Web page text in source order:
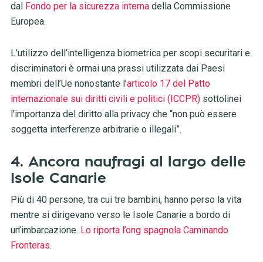
dal Fondo per la sicurezza internadella Commissione
Europea.
L’utilizzo dell’intelligenza biometrica per scopi securitari e
discriminatori è ormai una prassi utilizzata dai Paesi
membri dell’Ue nonostante l’articolo 17 del Patto
internazionale sui diritti civili e politici (ICCPR) sottolinei
l’importanza del diritto alla privacy che “non può essere
soggetta interferenze arbitrarie o illegali”.
4. Ancora naufragi al largo delle
Isole Canarie
Più di 40 persone, tra cui tre bambini, hanno perso la vita
mentre si dirigevano verso le Isole Canarie a bordo di
un’imbarcazione. Lo riporta l’ong spagnola Caminando
Fronteras.